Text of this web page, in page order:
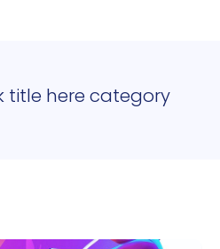
title here category